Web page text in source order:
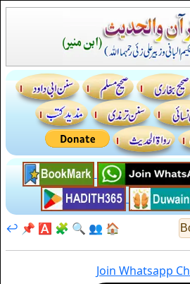
🏠
👥
🔍
🧩
🅰️
📌
↩️
Join Whatsapp